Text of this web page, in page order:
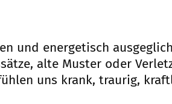
und energetisch
alte Muster oder
uns krank, traurig,